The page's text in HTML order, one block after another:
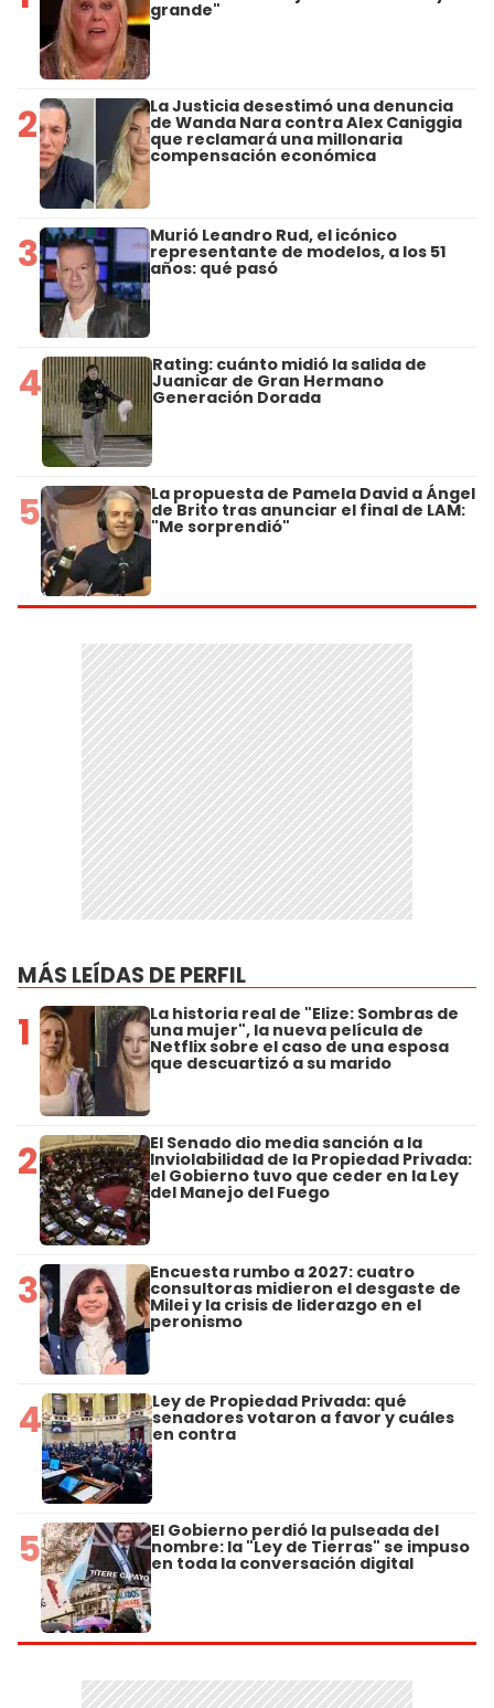
grande"
2 La Justicia desestimó una denuncia
de Wanda Nara contra Alex Caniggia
que reclamará una millonaria
compensación económica
3 Murió Leandro Rud, el icónico
representante de modelos, a los 51
años: qué pasó
4 Rating: cuánto midió la salida de
Juanicar de Gran Hermano
Generación Dorada
5 La propuesta de Pamela David a Ángel
de Brito tras anunciar el final de LAM:
"Me sorprendió"
MÁS LEÍDAS DE PERFIL
1 La historia real de "Elize: Sombras de
una mujer", la nueva película de
Netflix sobre el caso de una esposa
que descuartizó a su marido
2 El Senado dio media sanción a la
Inviolabilidad de la Propiedad Privada:
el Gobierno tuvo que ceder en la Ley
del Manejo del Fuego
3 Encuesta rumbo a 2027: cuatro
consultoras midieron el desgaste de
Milei y la crisis de liderazgo en el
peronismo
4 Ley de Propiedad Privada: qué
senadores votaron a favor y cuáles
en contra
5 El Gobierno perdió la pulseada del
nombre: la "Ley de Tierras" se impuso
en toda la conversación digital